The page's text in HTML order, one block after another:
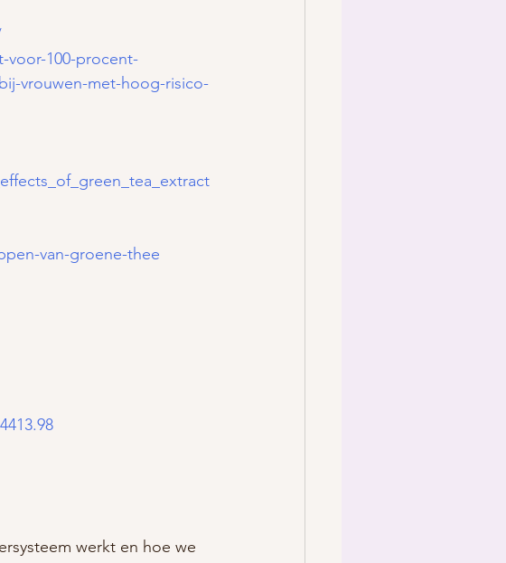
voor-100-procent-
vrouwen-met-hoog-risico-
van-groene-thee
werkt en hoe we